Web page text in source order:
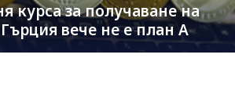
курса за получаване на
вече не е план A